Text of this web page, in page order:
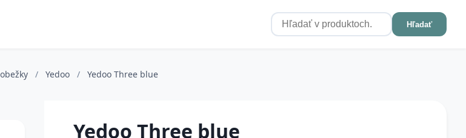
Hľadať
/ Yedoo / Yedoo Three blue
Yedoo Three blue